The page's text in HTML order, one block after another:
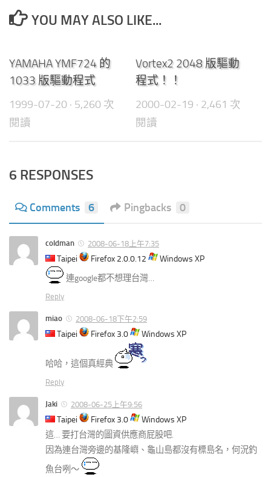
YOU MAY ALSO LIKE...
YAMAHA YMF724 的
1033 版驅動程式
1999-07-20 · 5,260 次
閱讀
Vortex2 2048 版驅動
程式！！
2000-02-19 · 2,461 次
閱讀
6 RESPONSES
Comments 6 Pingbacks 0
coldman 2008-06-18上午7:35
Taipei Firefox 2.0.0.12
Windows XP
連google都不想理台灣…
Reply
miao 2008-06-18下午2:59
Taipei Firefox 3.0 Windows XP
哈哈，這個真經典
Reply
Jaki 2008-06-25上午9:56
Taipei Firefox 3.0
Windows XP
這… 要打台灣的圖資供應商屁股吧.
因為連台灣旁邊的基隆嶼、龜山島都沒有標島名，何況釣
魚台咧～